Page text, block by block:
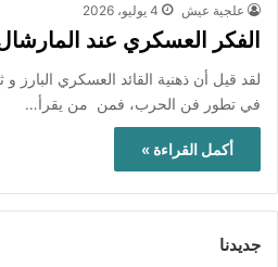
علجية عيش 4 يوليو، 2026
الفكر العسكري عند
لقد قيل أن ذهنية القائد العسكري البارز و
في تطور فن الحرب، فمن من يقرأ…
أكمل القراءة »
جديدنا